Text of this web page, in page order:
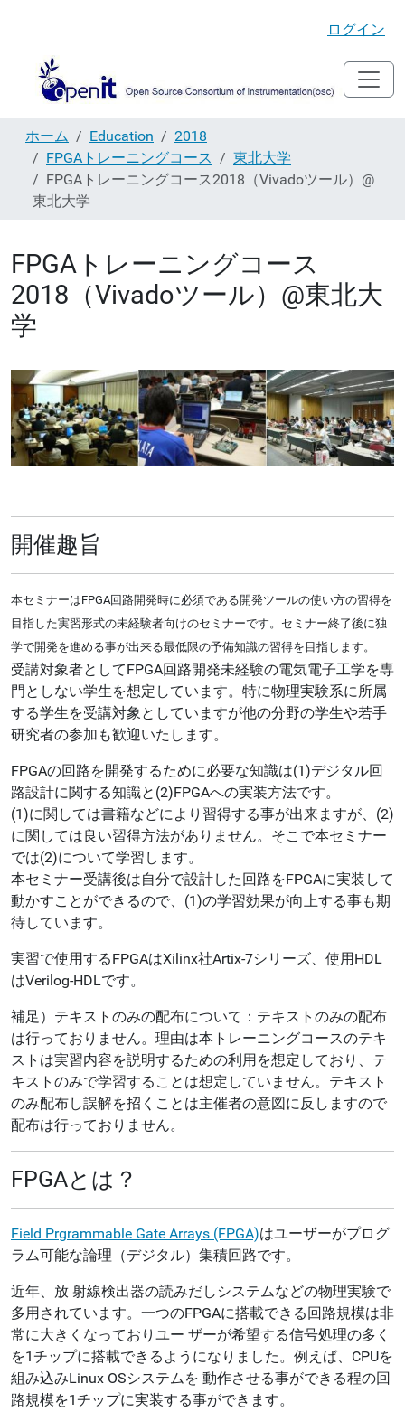
ログイン
ホーム Education
2018
FPGAトレーニングコース
東北大学
FPGAトレーニングコース2018（Vivadoツール）@
東北大学
FPGAトレーニングコース
2018（Vivadoツール）@東北大
学
開催趣旨
本セミナーはFPGA回路開発時に必須である開発ツールの使い方の習得を
目指した実習形式の未経験者向けのセミナーです。セミナー終了後に独
学で開発を進める事が出来る最低限の予備知識の習得を目指します。
受講対象者としてFPGA回路開発未経験の電気電子工学を専
門としない学生を想定しています。 特に物理実験系に所属
する学生を受講対象としていますが他の分野の学生や若手
研究者の参加も歓迎いたします。
FPGAの回路を開発するために必要な知識は(1)デジタル回
路設計に関する知識と(2)FPGAへの実装方法です。
(1)に関しては書籍などにより習得する事が出来ますが、(2)
に関しては良い習得方法がありません。そこで本セミナー
では(2)について学習します。
本セミナー受講後は自分で設計した回路をFPGAに実装して
動かすことができるので、(1)の学習効果が向上する事も期
待しています。
実習で使用するFPGAはXilinx社Artix-7シリーズ、使用HDL
はVerilog-HDLです。
補足）テキストのみの配布について：テキストのみの配布
は行っておりません。理由は本トレーニングコースのテキ
ストは実習内容を説明するための利用を想定しており、テ
キストのみで学習することは想定していません。テキスト
のみ配布し誤解を招くことは主催者の意図に反しますので
配布は行っておりません。
FPGAとは？
Field Prgrammable Gate Arrays (FPGA)はユーザーがプログ
ラム可能な論理（デジタル）集積回路です。
近年、放 射線検出器の読みだしシステムなどの物理実験で
多用されています。一つのFPGAに搭載できる回路規模は非
常に大きくなっておりユー ザーが希望する信号処理の多く
を1チップに搭載できるようになりました。例えば、CPUを
組み込みLinux OSシステムを 動作させる事ができる程の回
路規模を1チップに実装する事ができます。